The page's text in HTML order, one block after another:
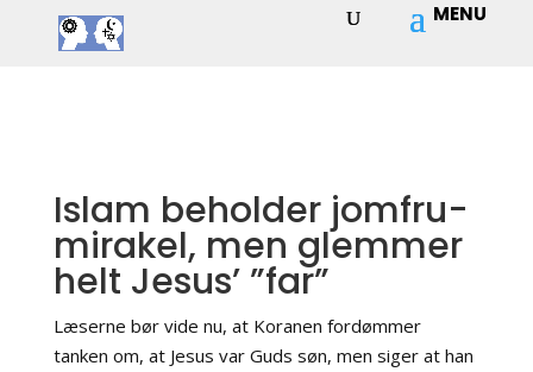
Islam beholder jomfru-
mirakel, men glemmer
helt Jesus’ ”far”
Læserne bør vide nu, at Koranen fordømmer
tanken om, at Jesus var Guds søn, men siger at han